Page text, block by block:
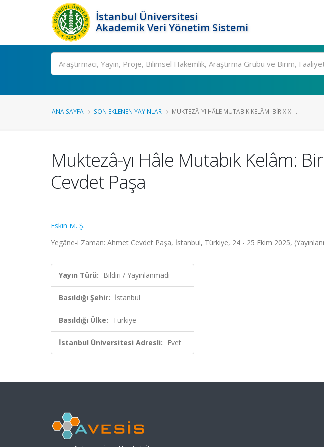
İstanbul Üniversitesi
Akademik Veri Yönetim Sistemi
Ara
ANA SAYFA SON EKLENEN YAYINLAR MUKTEZÂ-YI HÂLE MUTABIK KELÂM: BIR XIX. ...
Muktezâ-yı Hâle Mutabık Kelâm:
Cevdet Paşa
Eskin M. Ş.
Yegâne-i Zaman: Ahmet Cevdet Paşa, İstanbul, Türkiye, 24 - 25 Ekim 2025,
Yayın Türü: Bildiri / Yayınlanmadı
Basıldığı Şehir: İstanbul
Basıldığı Ülke: Türkiye
İstanbul Üniversitesi Adresli: Evet